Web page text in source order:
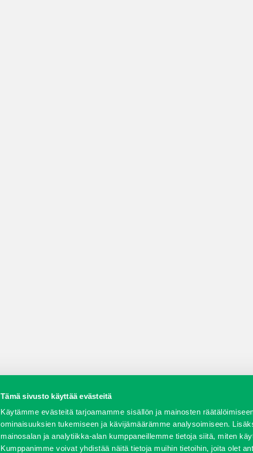
Tämä sivusto käyttää evästeitä
Käytämme evästeitä tarjoamamme sisällön ja mainosten
ominaisuuksien tukemiseen ja kävijämäärämme analysoimiseen.
mainosalan ja analytiikka-alan kumppaneillemme tietoja siitä, miten
Kumppanimme voivat yhdistää näitä tietoja muihin tietoihin, joita olet
Kalusteet Huolto ja varaosat Verkkokauppa JT